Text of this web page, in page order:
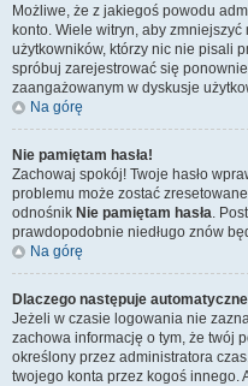
Możliwe, że z jakiegoś powodu
konto. Wiele witryn, aby
użytkowników, którzy nic nie pisali
spróbuj zarejestrować się
zaangażowanym w dyskusje
Na górę
Nie pamiętam hasła!
Zachowaj spokój! Twoje hasło
problemu może zostać
odnośnik Nie pamiętam hasła.
prawdopodobnie niedługo znów
Na górę
Dlaczego następuje
Jeżeli w czasie logowania nie
zachowa informację o tym, że twój
określony przez administratora
twojego konta przez kogoś innego.